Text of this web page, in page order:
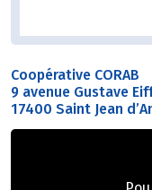
Coopérative CORAB
9 avenue Gustave
17400 Saint Jean